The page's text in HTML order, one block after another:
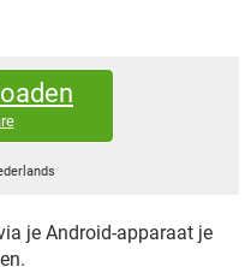
CORONAVIRUS
SNAPCHAT
WINDOWS 10
CORONAVIRUS
SNAPCHAT
GAMES
SNAPCHAT
je Android-apparaat je